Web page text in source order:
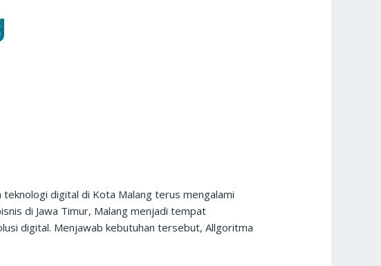
digital di Kota Malang terus mengalami
di Jawa Timur, Malang menjadi tempat
digital. Menjawab kebutuhan tersebut, Allgoritma